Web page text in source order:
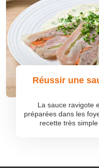
Réussir une
La sauce ravigote
préparées dans les
recette très